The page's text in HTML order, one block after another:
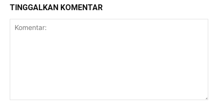
TINGGALKAN KOMENTAR